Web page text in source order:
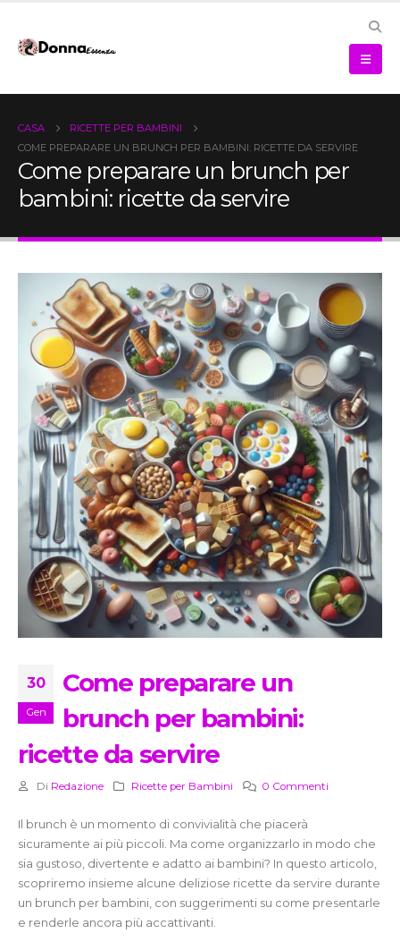
CASA
RICETTE PER BAMBINI
COME PREPARARE UN BRUNCH PER BAMBINI: RICETTE DA SERVIRE
Come preparare un brunch per
bambini: ricette da servire
30
Gen
Come preparare un
brunch per bambini:
ricette da servire
Di Redazione Ricette per Bambini 0 Commenti
Il brunch è un momento di convivialità che piacerà
sicuramente ai più piccoli. Ma come organizzarlo in modo che
sia gustoso, divertente e adatto ai bambini? In questo articolo,
scopriremo insieme alcune deliziose ricette da servire durante
un brunch per bambini, con suggerimenti su come presentarle
e renderle ancora più accattivanti.